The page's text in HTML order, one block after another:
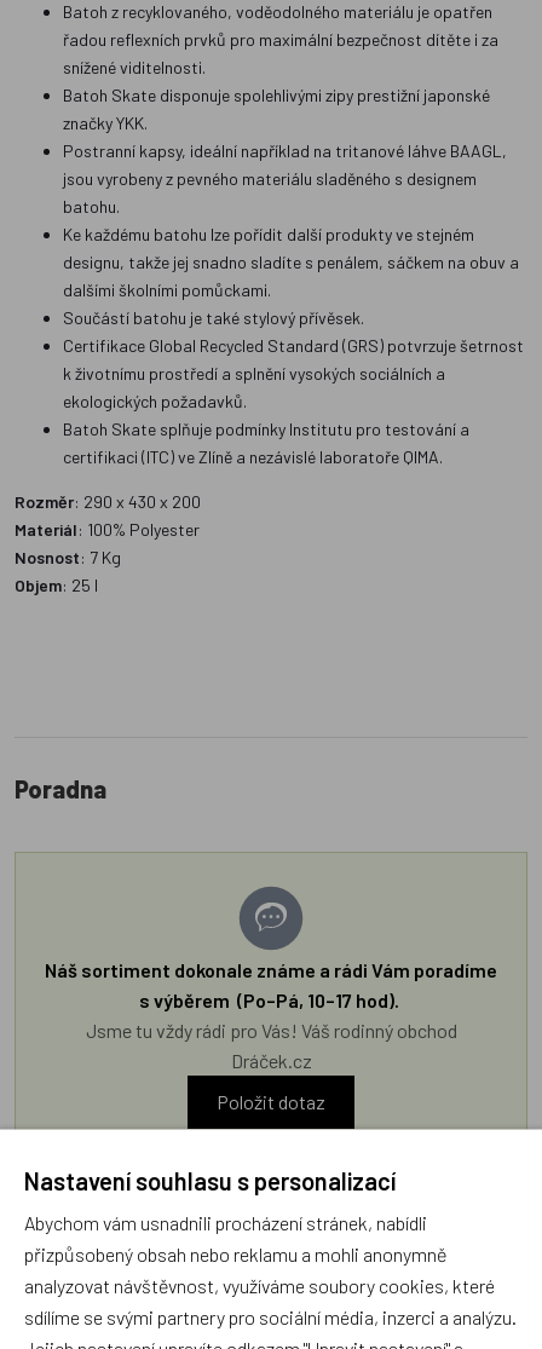
Batoh z recyklovaného, voděodolného materiálu je opatřen
řadou reflexních prvků pro maximální bezpečnost dítěte i za
snížené viditelnosti.
Batoh Skate disponuje spolehlivými zipy prestižní japonské
značky YKK.
Postranní kapsy, ideální například na tritanové láhve BAAGL,
jsou vyrobeny z pevného materiálu sladěného s designem
batohu.
Ke každému batohu lze pořídit další produkty ve stejném
designu, takže jej snadno sladíte s penálem, sáčkem na obuv a
dalšími školními pomůckami.
Součástí batohu je také stylový přívěsek.
Certifikace Global Recycled Standard (GRS) potvrzuje šetrnost
k životnímu prostředí a splnění vysokých sociálních a
ekologických požadavků.
Batoh Skate splňuje podmínky Institutu pro testování a
certifikaci (ITC) ve Zlíně a nezávislé laboratoře QIMA.
Rozměr: 290 x 430 x 200
Materiál: 100% Polyester
Nosnost: 7 Kg
Objem: 25 l
Poradna
Náš sortiment dokonale známe a rádi Vám poradíme
s výběrem (Po–Pá, 10–17 hod).
Jsme tu vždy rádi pro Vás! Váš rodinný obchod
Dráček.cz
Položit dotaz
Recenze v detailu produktu a texty od zákazníků v poradně
odrážejí výhradně názory a stanoviska zákazníků. Provozovatel
e-shopu Dráček.cz texty zákazníků předem neschvaluje ani
neověřuje.
Nastavení souhlasu s personalizací
Abychom vám usnadnili procházení stránek, nabídli
přizpůsobený obsah nebo reklamu a mohli anonymně
analyzovat návštěvnost, využíváme soubory cookies, které
sdílíme se svými partnery pro sociální média, inzerci a analýzu.